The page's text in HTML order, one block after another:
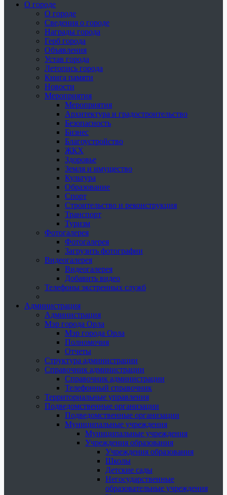
О городе
О городе
Сведения о городе
Награды города
Герб города
Объявления
Устав города
Летопись города
Книга памяти
Новости
Мероприятия
Мероприятия
Архитектура и градостроительство
Безопасность
Бизнес
Благоустройство
ЖКХ
Здоровье
Земля и имущество
Культура
Образование
Спорт
Строительство и реконструкция
Транспорт
Туризм
Фотогалерея
Фотогалерея
Загрузить фотографии
Видеогалерея
Видеогалерея
Добавить видео
Телефоны экстренных служб
Администрация
Администрация
Мэр города Орла
Мэр города Орла
Полномочия
Отчеты
Структура администрации
Справочник администрации
Справочник администрации
Телефонный справочник
Территориальные управления
Подведомственные организации
Подведомственные организации
Муниципальные учреждения
Муниципальные учреждения
Учреждения образования
Учреждения образования
Школы
Детские сады
Негосударственные
образовательные учреждения